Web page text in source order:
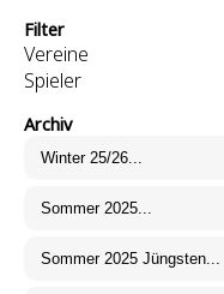
Filter
Vereine
Spieler
Archiv